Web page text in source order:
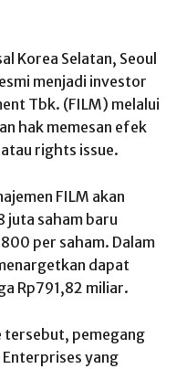
Korea Selatan, Seoul
menjadi investor
Tbk. (FILM) melalui
hak memesan efek
rights issue.
FILM akan
juta saham baru
per saham. Dalam
dapat
Rp791,82 miliar.
tersebut, pemegang
yang